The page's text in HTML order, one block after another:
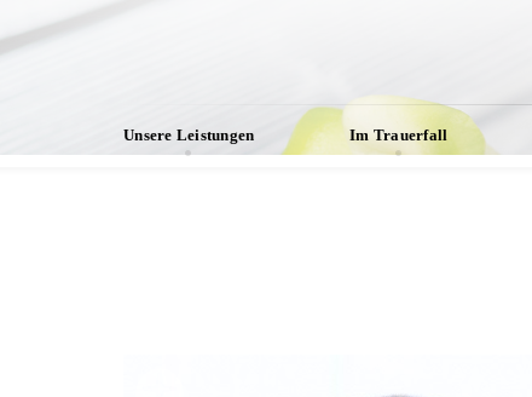
Unsere Leistungen Im Trauerfall